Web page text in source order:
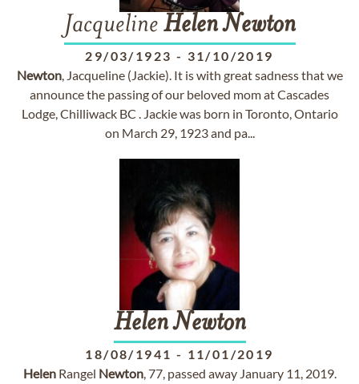
Jacqueline HelenNewton
29/03/1923 - 31/10/2019
Newton, Jacqueline (Jackie). It is with great sadness that we
announce the passing of our beloved mom at Cascades
Lodge, Chilliwack BC . Jackie was born in Toronto, Ontario
on March 29, 1923 and pa...
HelenNewton
18/08/1941 - 11/01/2019
HelenRangel Newton, 77, passed away January 11, 2019.